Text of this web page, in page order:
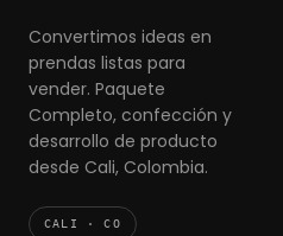
Convertimos ideas en
prendas listas para
vender. Paquete
Completo, confección y
desarrollo de producto
desde Cali, Colombia.
CALI · CO